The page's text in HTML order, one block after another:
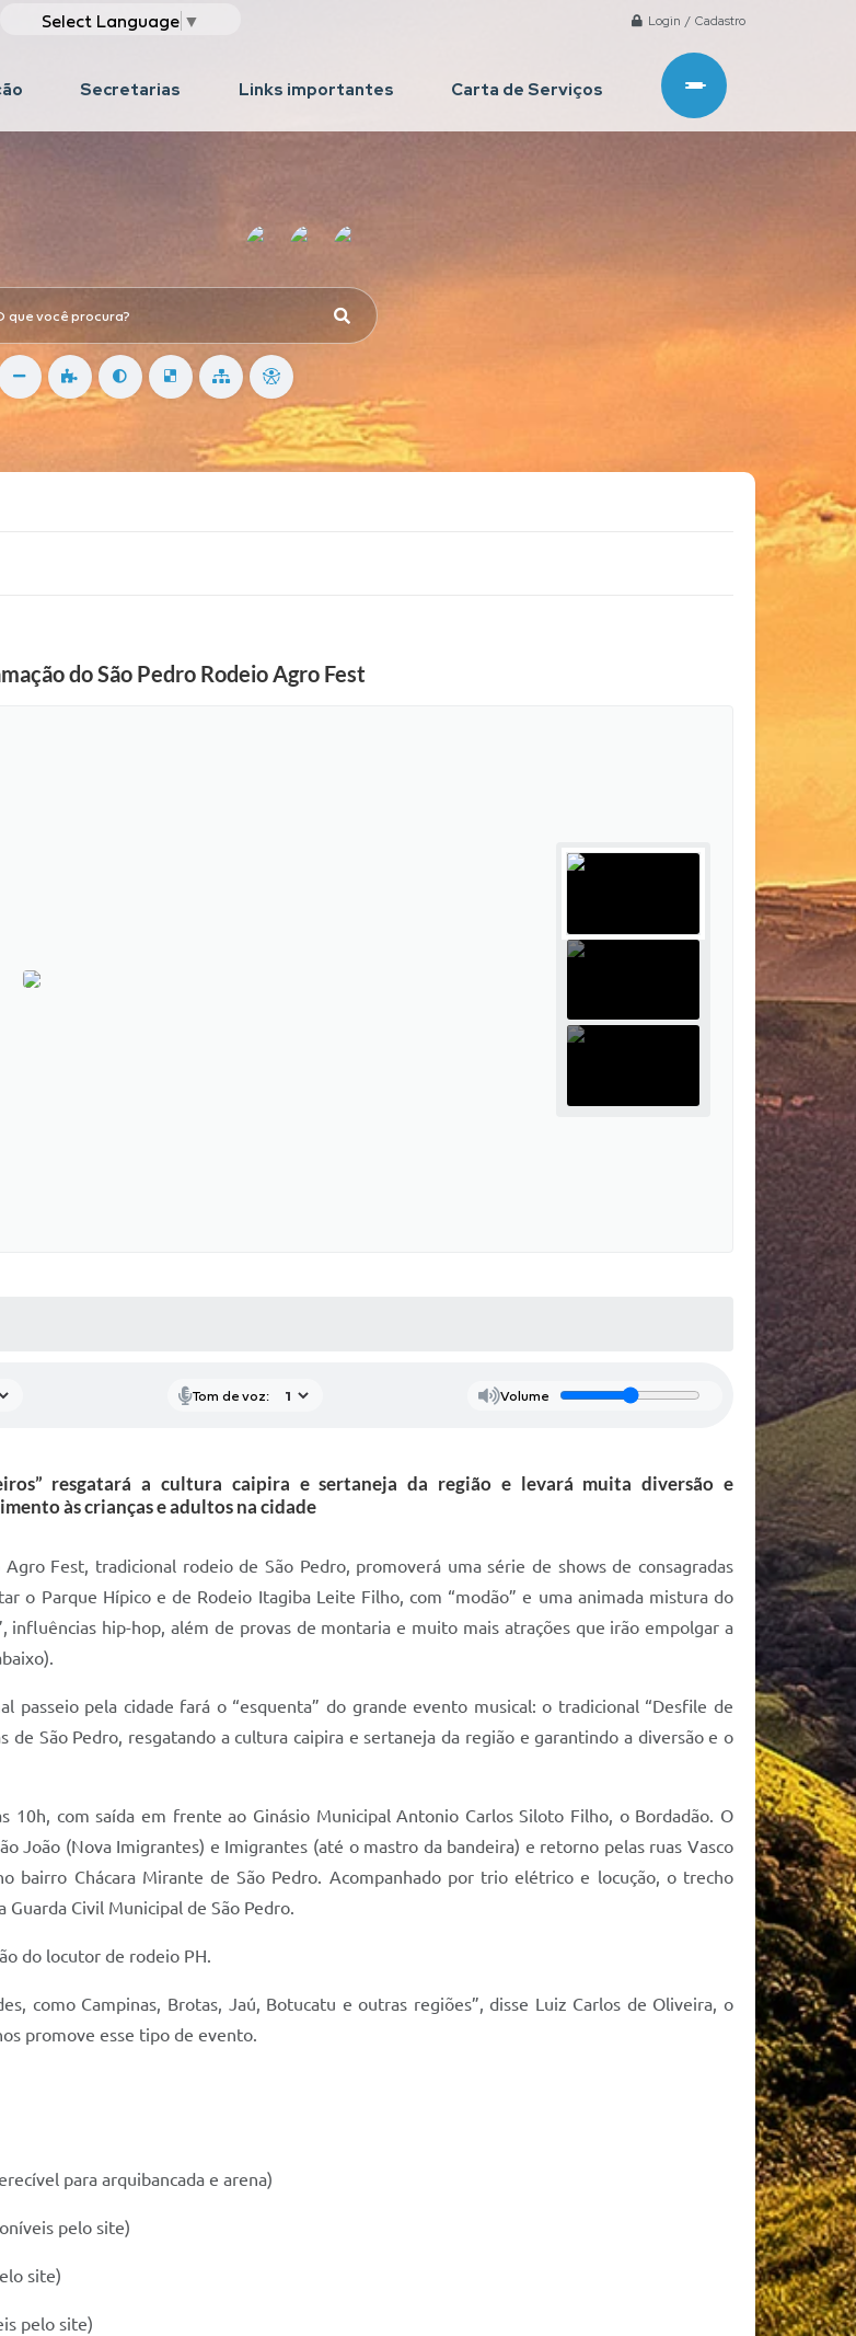
Login / Cadastro
Select Language ▼
Secretarias Links importantes Carta de Serviços
do São Pedro Rodeio Agro Fest
Tom de voz: Volume
resgatará a cultura caipira e sertaneja da região e levará muita diversão e
às crianças e adultos na cidade
Fest, tradicional rodeio de São Pedro, promoverá uma série de shows de consagradas
o Parque Hípico e de Rodeio Itagiba Leite Filho, com “modão” e uma animada mistura do
hip-hop, além de provas de montaria e muito mais atrações que irão empolgar a
pela cidade fará o “esquenta” do grande evento musical: o tradicional “Desfile de
de São Pedro, resgatando a cultura caipira e sertaneja da região e garantindo a diversão e o
10h, com saída em frente ao Ginásio Municipal Antonio Carlos Siloto Filho, o Bordadão. O
João (Nova Imigrantes) e Imigrantes (até o mastro da bandeira) e retorno pelas ruas Vasco
bairro Chácara Mirante de São Pedro. Acompanhado por trio elétrico e locução, o trecho
Civil Municipal de São Pedro.
do locutor de rodeio PH.
como Campinas, Brotas, Jaú, Botucatu e outras regiões”, disse Luiz Carlos de Oliveira, o
promove esse tipo de evento.
para arquibancada e arena)
pelo site)
site)
pelo site)